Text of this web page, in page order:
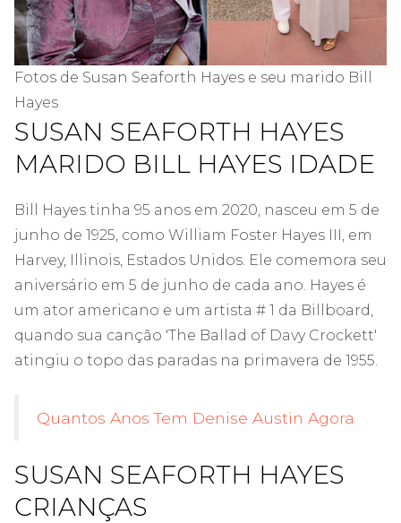
Fotos de Susan Seaforth Hayes e seu marido Bill
Hayes
SUSAN SEAFORTH HAYES
MARIDO BILL HAYES IDADE
Bill Hayes tinha 95 anos em 2020, nasceu em 5 de
junho de 1925, como William Foster Hayes III, em
Harvey, Illinois, Estados Unidos. Ele comemora seu
aniversário em 5 de junho de cada ano. Hayes é
um ator americano e um artista # 1 da Billboard,
quando sua canção 'The Ballad of Davy Crockett'
atingiu o topo das paradas na primavera de 1955.
Quantos Anos Tem Denise Austin Agora
SUSAN SEAFORTH HAYES
CRIANÇAS